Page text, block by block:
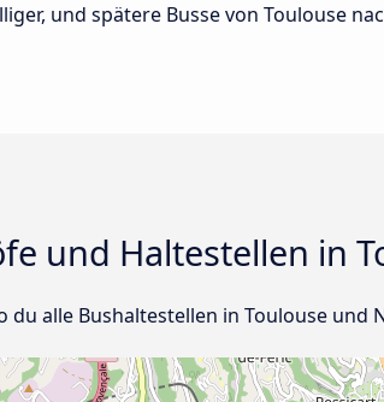
und spätere Busse von Toulouse
und Haltestellen in
du alle Bushaltestellen in Toulouse und